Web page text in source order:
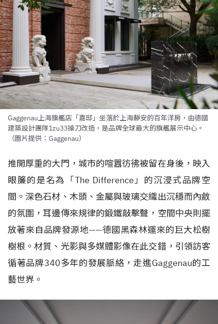
Gaggenau上海旗艦店「嘉邸」坐落於上海靜安的百年洋房，由德國
建築設計團隊1zu33操刀改造，是品牌全球最大的旗艦展示中心。
（圖片提供：Gaggenau）
推開厚重的大門，城市的喧囂彷彿被留在身後，映入
眼簾的是名為「The Difference」的沉浸式品牌空
間。深色石材、木頭、金屬與玻璃交織出沉穩而內斂
的氛圍，耳邊傳來規律的鍛鐵敲擊聲，空間中央則擺
放著來自品牌發源地——德國黑森林運來的巨大松樹
樹根。材質、光影與多媒體影像在此交錯，引領訪客
循著品牌340多年的發展脈絡，走進Gaggenau的工
藝世界。